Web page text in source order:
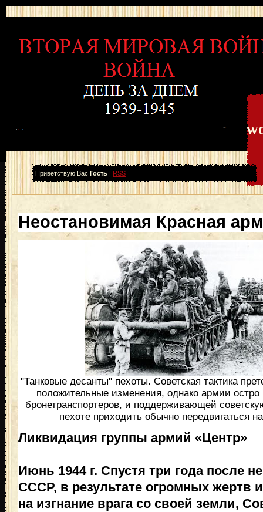
Приветствую Вас Гость | RSS
Неостановимая Красная
"Танковые десанты" пехоты. Советская тактика
положительные изменения, однако армии остро
бронетранспортеров, и поддерживающей
пехоте приходить обычно передвигаться
Ликвидация группы армий «Центр»
Июнь 1944 г. Спустя три года после
СССР, в результате огромных жертв
на изгнание врага со своей земли,